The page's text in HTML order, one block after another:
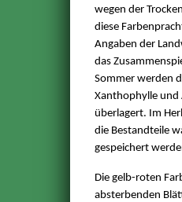
wegen der
diese
Angaben der
das
Sommer werden
Xanthophylle und
überlagert. Im
die Bestandteile
gespeichert
Die gelb-roten
absterbenden